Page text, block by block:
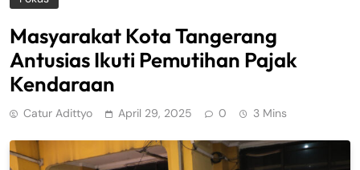
Masyarakat Kota Tangerang
Antusias Ikuti Pemutihan Pajak
Kendaraan
Catur Adittyo April 29, 2025 0 3 Mins